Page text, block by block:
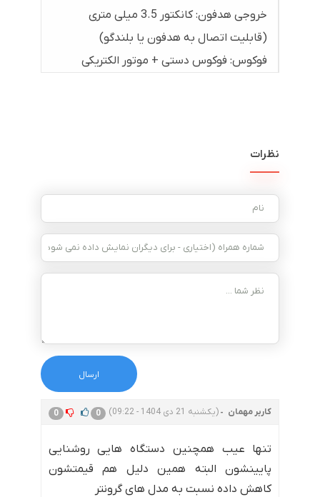
خروجی هدفون: کانکتور 3.5 میلی متری
(قابلیت اتصال به هدفون یا بلندگو)
فوکوس: فوکوس دستی + موتور الکتریکی
نظرات
کاربر مهمان (یکشنبه 21 دی 1404 - 09:22) 0 0
تنها عیب همچنین دستگاه هایی روشنایی
پایینشون البته همین دلیل هم قیمتشون
کاهش داده نسبت به مدل های گرونتر